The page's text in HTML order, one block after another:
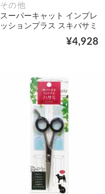
その他
スーパーキャット インプレ
ッションプラス スキバサミ
¥4,928